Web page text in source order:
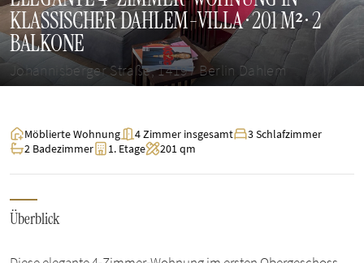
KLASSISCHER DAHLEM-VILLA · 201 M² · 2
BALKONE
Johannisberger Straße, 14197 Berlin Dahlem
Möblierte Wohnung 4 Zimmer insgesamt
3 Schlafzimmer
2 Badezimmer
1. Etage 201 qm
Überblick